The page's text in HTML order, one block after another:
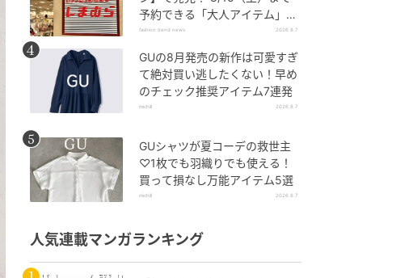
予約できる「大人アイテム」っ
て？
fashion trend news 2026.8.7
GUの8月発売の新作は可愛すぎ
て絶対買い逃したくない！早め
のチェック推奨アイテム7連発
michill 2026.8.7
GUシャツが夏コーデの救世主
♡1枚でも羽織りでも使える！
買って損なし万能アイテム5選
michill 2026.8.7
人気連載マンガランキング